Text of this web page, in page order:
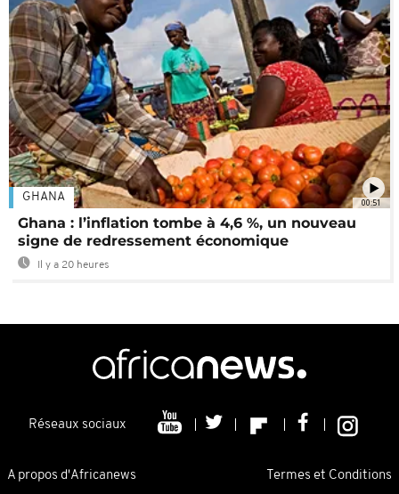
00:51
GHANA
Ghana : l’inflation tombe à 4,6 %, un nouveau
signe de redressement économique
Il y a 20 heures
Réseaux sociaux
A propos d'Africanews Termes et Conditions